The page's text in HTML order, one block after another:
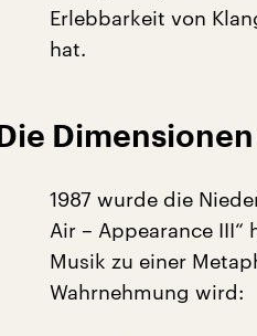
Erlebbarkeit von
hat.
Die
1987 wurde die
Air – Appearance
Musik zu einer
Wahrnehmung wird: